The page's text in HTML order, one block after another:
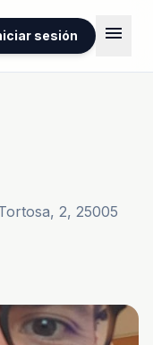
sesión menu
2, 25005